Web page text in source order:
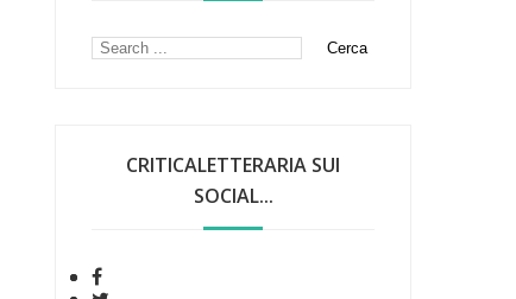
CRITICALETTERARIA SUI
SOCIAL...